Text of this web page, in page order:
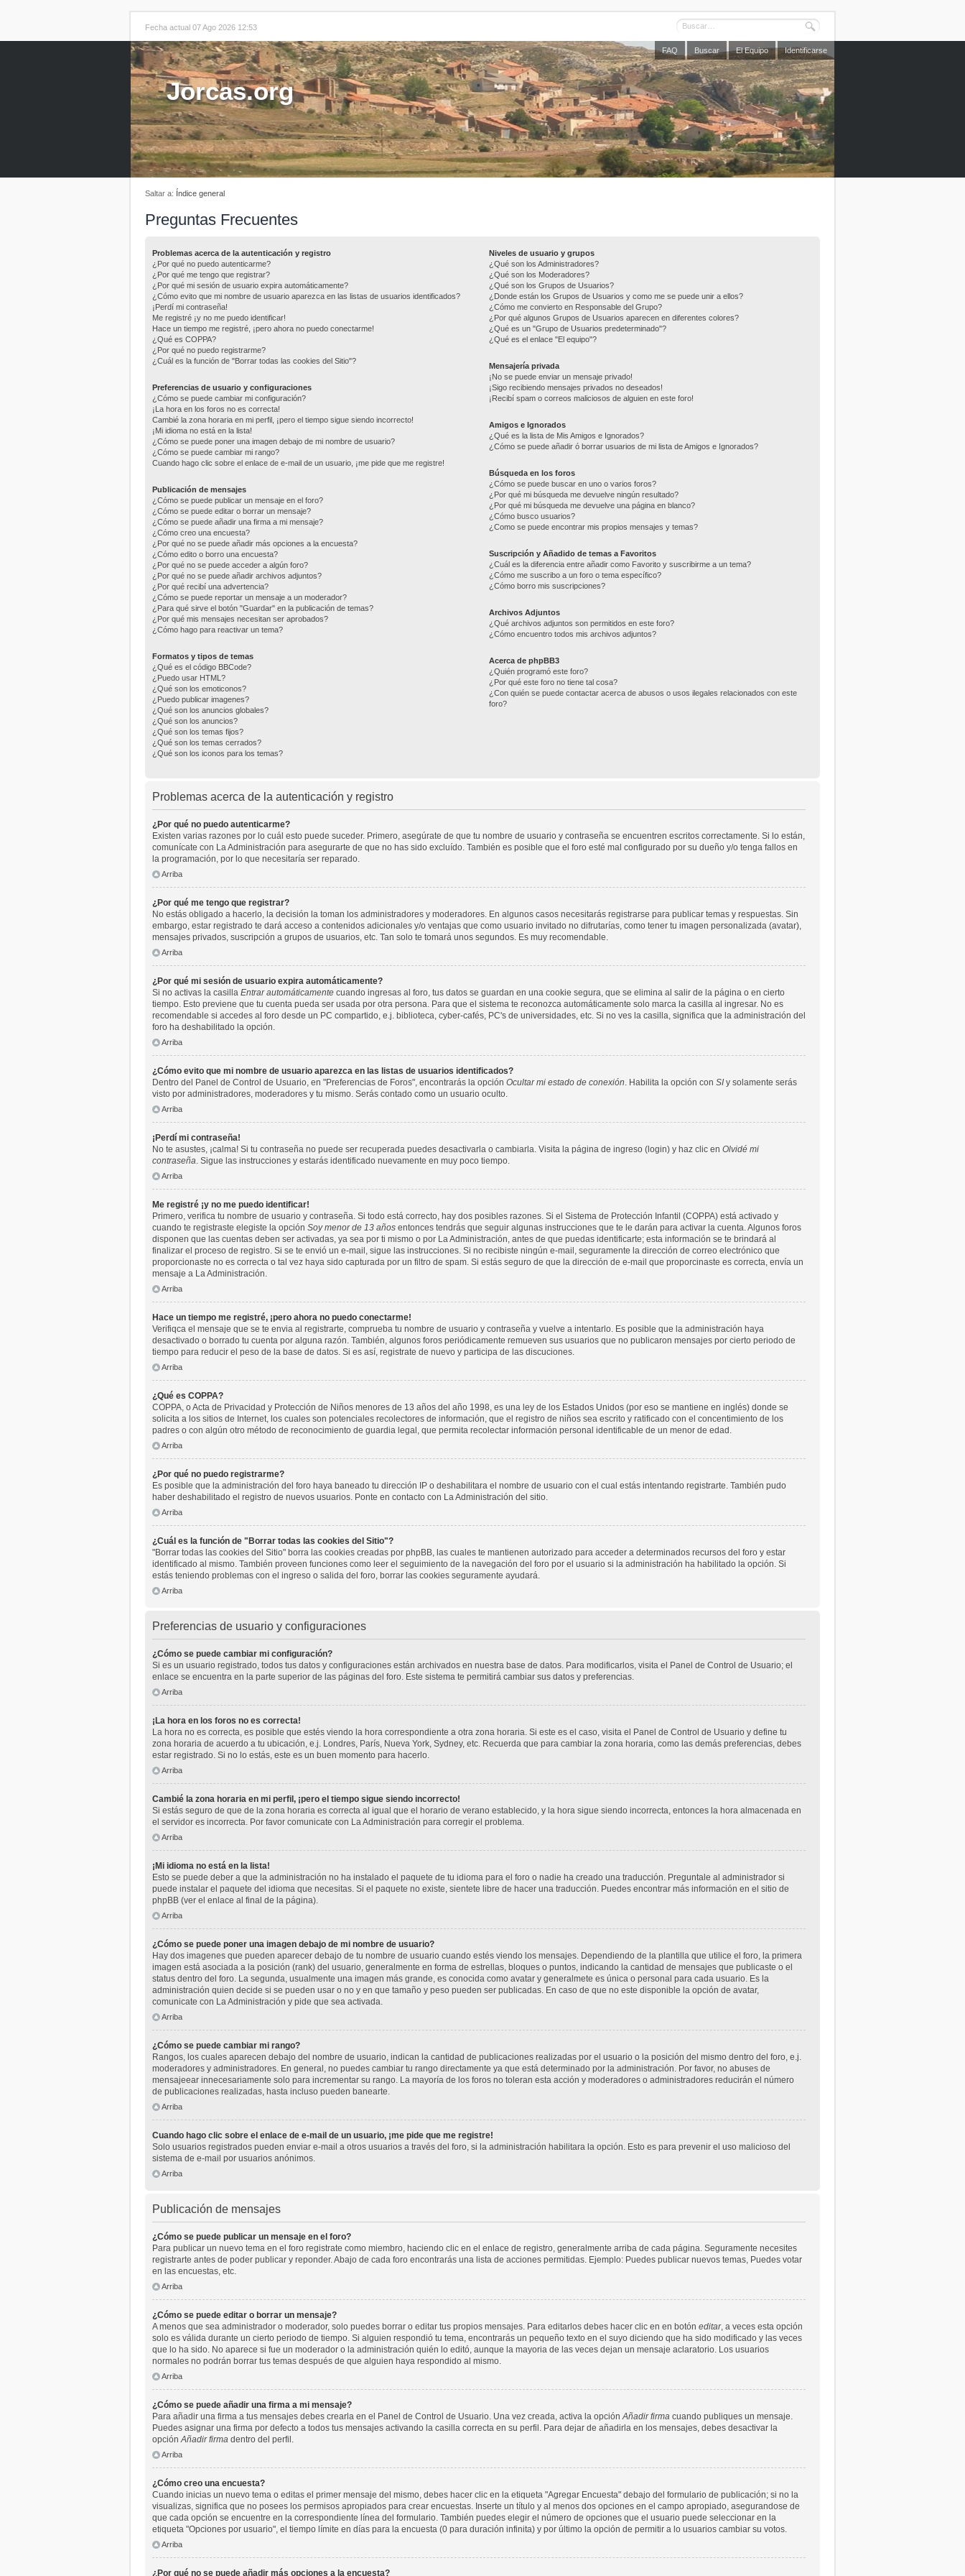
Fecha actual 07 Ago 2026 12:53
FAQ Buscar El Equipo Identificarse
Jorcas.org
Saltar a: Índice general
Preguntas Frecuentes
Problemas acerca de la autenticación y registro
¿Por qué no puedo autenticarme?
¿Por qué me tengo que registrar?
¿Por qué mi sesión de usuario expira automáticamente?
¿Cómo evito que mi nombre de usuario aparezca en las listas de usuarios identificados?
¡Perdí mi contraseña!
Me registré ¡y no me puedo identificar!
Hace un tiempo me registré, ¡pero ahora no puedo conectarme!
¿Qué es COPPA?
¿Por qué no puedo registrarme?
¿Cuál es la función de "Borrar todas las cookies del Sitio"?
Preferencias de usuario y configuraciones
¿Cómo se puede cambiar mi configuración?
¡La hora en los foros no es correcta!
Cambié la zona horaria en mi perfil, ¡pero el tiempo sigue siendo incorrecto!
¡Mi idioma no está en la lista!
¿Cómo se puede poner una imagen debajo de mi nombre de usuario?
¿Cómo se puede cambiar mi rango?
Cuando hago clic sobre el enlace de e-mail de un usuario, ¡me pide que me registre!
Publicación de mensajes
¿Cómo se puede publicar un mensaje en el foro?
¿Cómo se puede editar o borrar un mensaje?
¿Cómo se puede añadir una firma a mi mensaje?
¿Cómo creo una encuesta?
¿Por qué no se puede añadir más opciones a la encuesta?
¿Cómo edito o borro una encuesta?
¿Por qué no se puede acceder a algún foro?
¿Por qué no se puede añadir archivos adjuntos?
¿Por qué recibí una advertencia?
¿Cómo se puede reportar un mensaje a un moderador?
¿Para qué sirve el botón "Guardar" en la publicación de temas?
¿Por qué mis mensajes necesitan ser aprobados?
¿Cómo hago para reactivar un tema?
Formatos y tipos de temas
¿Qué es el código BBCode?
¿Puedo usar HTML?
¿Qué son los emoticonos?
¿Puedo publicar imagenes?
¿Qué son los anuncios globales?
¿Qué son los anuncios?
¿Qué son los temas fijos?
¿Qué son los temas cerrados?
¿Qué son los iconos para los temas?
Niveles de usuario y grupos
¿Qué son los Administradores?
¿Qué son los Moderadores?
¿Qué son los Grupos de Usuarios?
¿Donde están los Grupos de Usuarios y como me se puede unir a ellos?
¿Cómo me convierto en Responsable del Grupo?
¿Por qué algunos Grupos de Usuarios aparecen en diferentes colores?
¿Qué es un "Grupo de Usuarios predeterminado"?
¿Qué es el enlace "El equipo"?
Mensajería privada
¡No se puede enviar un mensaje privado!
¡Sigo recibiendo mensajes privados no deseados!
¡Recibí spam o correos maliciosos de alguien en este foro!
Amigos e Ignorados
¿Qué es la lista de Mis Amigos e Ignorados?
¿Cómo se puede añadir ó borrar usuarios de mi lista de Amigos e Ignorados?
Búsqueda en los foros
¿Cómo se puede buscar en uno o varios foros?
¿Por qué mi búsqueda me devuelve ningún resultado?
¿Por qué mi búsqueda me devuelve una página en blanco?
¿Cómo busco usuarios?
¿Como se puede encontrar mis propios mensajes y temas?
Suscripción y Añadido de temas a Favoritos
¿Cuál es la diferencia entre añadir como Favorito y suscribirme a un tema?
¿Cómo me suscribo a un foro o tema específico?
¿Cómo borro mis suscripciones?
Archivos Adjuntos
¿Qué archivos adjuntos son permitidos en este foro?
¿Cómo encuentro todos mis archivos adjuntos?
Acerca de phpBB3
¿Quién programó este foro?
¿Por qué este foro no tiene tal cosa?
¿Con quién se puede contactar acerca de abusos o usos ilegales relacionados con este
foro?
Problemas acerca de la autenticación y registro
¿Por qué no puedo autenticarme?
Existen varias razones por lo cuál esto puede suceder. Primero, asegúrate de que tu nombre de usuario y contraseña se encuentren escritos correctamente. Si lo están,
comunícate con La Administración para asegurarte de que no has sido excluído. También es posible que el foro esté mal configurado por su dueño y/o tenga fallos en
la programación, por lo que necesitaría ser reparado.
Arriba
¿Por qué me tengo que registrar?
No estás obligado a hacerlo, la decisión la toman los administradores y moderadores. En algunos casos necesitarás registrarse para publicar temas y respuestas. Sin
embargo, estar registrado te dará acceso a contenidos adicionales y/o ventajas que como usuario invitado no difrutarías, como tener tu imagen personalizada (avatar),
mensajes privados, suscripción a grupos de usuarios, etc. Tan solo te tomará unos segundos. Es muy recomendable.
Arriba
¿Por qué mi sesión de usuario expira automáticamente?
Si no activas la casilla Entrar automáticamente cuando ingresas al foro, tus datos se guardan en una cookie segura, que se elimina al salir de la página o en cierto
tiempo. Esto previene que tu cuenta pueda ser usada por otra persona. Para que el sistema te reconozca automáticamente solo marca la casilla al ingresar. No es
recomendable si accedes al foro desde un PC compartido, e.j. biblioteca, cyber-cafés, PC's de universidades, etc. Si no ves la casilla, significa que la administración del
foro ha deshabilitado la opción.
Arriba
¿Cómo evito que mi nombre de usuario aparezca en las listas de usuarios identificados?
Dentro del Panel de Control de Usuario, en "Preferencias de Foros", encontrarás la opción Ocultar mi estado de conexión . Habilita la opción con SI y solamente serás
visto por administradores, moderadores y tu mismo. Serás contado como un usuario oculto.
Arriba
¡Perdí mi contraseña!
No te asustes, ¡calma! Si tu contraseña no puede ser recuperada puedes desactivarla o cambiarla. Visita la página de ingreso (login) y haz clic en Olvidé mi
contraseña . Sigue las instrucciones y estarás identificado nuevamente en muy poco tiempo.
Arriba
Me registré ¡y no me puedo identificar!
Primero, verifica tu nombre de usuario y contraseña. Si todo está correcto, hay dos posibles razones. Si el Sistema de Protección Infantil (COPPA) está activado y
cuando te registraste elegiste la opción Soy menor de 13 años entonces tendrás que seguir algunas instrucciones que te le darán para activar la cuenta. Algunos foros
disponen que las cuentas deben ser activadas, ya sea por ti mismo o por La Administración, antes de que puedas identificarte; esta información se te brindará al
finalizar el proceso de registro. Si se te envió un e-mail, sigue las instrucciones. Si no recibiste ningún e-mail, seguramente la dirección de correo electrónico que
proporcionaste no es correcta o tal vez haya sido capturada por un filtro de spam. Si estás seguro de que la dirección de e-mail que proporcinaste es correcta, envía un
mensaje a La Administración.
Arriba
Hace un tiempo me registré, ¡pero ahora no puedo conectarme!
Verifiqca el mensaje que se te envia al registrarte, comprueba tu nombre de usuario y contraseña y vuelve a intentarlo. Es posible que la administración haya
desactivado o borrado tu cuenta por alguna razón. También, algunos foros periódicamente remueven sus usuarios que no publicaron mensajes por cierto periodo de
tiempo para reducir el peso de la base de datos. Si es así, registrate de nuevo y participa de las discuciones.
Arriba
¿Qué es COPPA?
COPPA, o Acta de Privacidad y Protección de Niños menores de 13 años del año 1998, es una ley de los Estados Unidos (por eso se mantiene en inglés) donde se
solicita a los sitios de Internet, los cuales son potenciales recolectores de información, que el registro de niños sea escrito y ratificado con el concentimiento de los
padres o con algún otro método de reconocimiento de guardia legal, que permita recolectar información personal identificable de un menor de edad.
Arriba
¿Por qué no puedo registrarme?
Es posible que la administración del foro haya baneado tu dirección IP o deshabilitara el nombre de usuario con el cual estás intentando registrarte. También pudo
haber deshabilitado el registro de nuevos usuarios. Ponte en contacto con La Administración del sitio.
Arriba
¿Cuál es la función de "Borrar todas las cookies del Sitio"?
"Borrar todas las cookies del Sitio" borra las cookies creadas por phpBB, las cuales te mantienen autorizado para acceder a determinados recursos del foro y estar
identificado al mismo. También proveen funciones como leer el seguimiento de la navegación del foro por el usuario si la administración ha habilitado la opción. Si
estás teniendo problemas con el ingreso o salida del foro, borrar las cookies seguramente ayudará.
Arriba
Preferencias de usuario y configuraciones
¿Cómo se puede cambiar mi configuración?
Si es un usuario registrado, todos tus datos y configuraciones están archivados en nuestra base de datos. Para modificarlos, visita el Panel de Control de Usuario; el
enlace se encuentra en la parte superior de las páginas del foro. Este sistema te permitirá cambiar sus datos y preferencias.
Arriba
¡La hora en los foros no es correcta!
La hora no es correcta, es posible que estés viendo la hora correspondiente a otra zona horaria. Si este es el caso, visita el Panel de Control de Usuario y define tu
zona horaria de acuerdo a tu ubicación, e.j. Londres, París, Nueva York, Sydney, etc. Recuerda que para cambiar la zona horaria, como las demás preferencias, debes
estar registrado. Si no lo estás, este es un buen momento para hacerlo.
Arriba
Cambié la zona horaria en mi perfil, ¡pero el tiempo sigue siendo incorrecto!
Si estás seguro de que de la zona horaria es correcta al igual que el horario de verano establecido, y la hora sigue siendo incorrecta, entonces la hora almacenada en
el servidor es incorrecta. Por favor comunicate con La Administración para corregir el problema.
Arriba
¡Mi idioma no está en la lista!
Esto se puede deber a que la administración no ha instalado el paquete de tu idioma para el foro o nadie ha creado una traducción. Preguntale al administrador si
puede instalar el paquete del idioma que necesitas. Si el paquete no existe, sientete libre de hacer una traducción. Puedes encontrar más información en el sitio de
phpBB (ver el enlace al final de la página).
Arriba
¿Cómo se puede poner una imagen debajo de mi nombre de usuario?
Hay dos imagenes que pueden aparecer debajo de tu nombre de usuario cuando estés viendo los mensajes. Dependiendo de la plantilla que utilice el foro, la primera
imagen está asociada a la posición (rank) del usuario, generalmente en forma de estrellas, bloques o puntos, indicando la cantidad de mensajes que publicaste o el
status dentro del foro. La segunda, usualmente una imagen más grande, es conocida como avatar y generalmete es única o personal para cada usuario. Es la
administración quien decide si se pueden usar o no y en que tamaño y peso pueden ser publicadas. En caso de que no este disponible la opción de avatar,
comunicate con La Administración y pide que sea activada.
Arriba
¿Cómo se puede cambiar mi rango?
Rangos, los cuales aparecen debajo del nombre de usuario, indican la cantidad de publicaciones realizadas por el usuario o la posición del mismo dentro del foro, e.j.
moderadores y administradores. En general, no puedes cambiar tu rango directamente ya que está determinado por la administración. Por favor, no abuses de
mensajeear innecesariamente solo para incrementar su rango. La mayoría de los foros no toleran esta acción y moderadores o administradores reducirán el número
de publicaciones realizadas, hasta incluso pueden banearte.
Arriba
Cuando hago clic sobre el enlace de e-mail de un usuario, ¡me pide que me registre!
Solo usuarios registrados pueden enviar e-mail a otros usuarios a través del foro, si la administración habilitara la opción. Esto es para prevenir el uso malicioso del
sistema de e-mail por usuarios anónimos.
Arriba
Publicación de mensajes
¿Cómo se puede publicar un mensaje en el foro?
Para publicar un nuevo tema en el foro registrate como miembro, haciendo clic en el enlace de registro, generalmente arriba de cada página. Seguramente necesites
registrarte antes de poder publicar y reponder. Abajo de cada foro encontrarás una lista de acciones permitidas. Ejemplo: Puedes publicar nuevos temas, Puedes votar
en las encuestas, etc.
Arriba
¿Cómo se puede editar o borrar un mensaje?
A menos que sea administrador o moderador, solo puedes borrar o editar tus propios mensajes. Para editarlos debes hacer clic en en botón editar, a veces esta opción
solo es válida durante un cierto periodo de tiempo. Si alguien respondió tu tema, encontrarás un pequeño texto en el suyo diciendo que ha sido modificado y las veces
que lo ha sido. No aparece si fue un moderador o la administración quién lo editó, aunque la mayoria de las veces dejan un mensaje aclaratorio. Los usuarios
normales no podrán borrar tus temas después de que alguien haya respondido al mismo.
Arriba
¿Cómo se puede añadir una firma a mi mensaje?
Para añadir una firma a tus mensajes debes crearla en el Panel de Control de Usuario. Una vez creada, activa la opción Añadir firma cuando publiques un mensaje.
Puedes asignar una firma por defecto a todos tus mensajes activando la casilla correcta en su perfil. Para dejar de añadirla en los mensajes, debes desactivar la
opción Añadir firma dentro del perfil.
Arriba
¿Cómo creo una encuesta?
Cuando inicias un nuevo tema o editas el primer mensaje del mismo, debes hacer clic en la etiqueta "Agregar Encuesta" debajo del formulario de publicación; si no la
visualizas, significa que no posees los permisos apropiados para crear encuestas. Inserte un título y al menos dos opciones en el campo apropiado, asegurandose de
que cada opción se encuentre en la correspondiente línea del formulario. También puedes elegir el número de opciones que el usuario puede seleccionar en la
etiqueta "Opciones por usuario", el tiempo límite en días para la encuesta (0 para duración infinita) y por último la opción de permitir a lo usuarios cambiar su votos.
Arriba
¿Por qué no se puede añadir más opciones a la encuesta?